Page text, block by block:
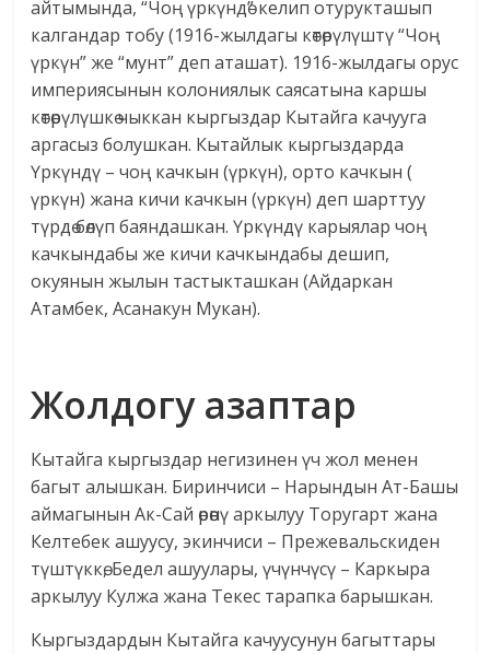
айтымында, “Чоң үркүндө” келип отурукташып
калгандар тобу (1916-жылдагы көтөрүлүштү “Чоң
үркүн” же “мунт” деп аташат). 1916-жылдагы орус
империясынын колониялык саясатына каршы
көтөрүлүшкө чыккан кыргыздар Кытайга качууга
аргасыз болушкан. Кытайлык кыргыздарда
Үркүндү – чоң качкын (үркүн), орто качкын (
үркүн) жана кичи качкын (үркүн) деп шарттуу
түрдө бөлүп баяндашкан. Үркүндү карыялар чоң
качкындабы же кичи качкындабы дешип,
окуянын жылын тастыкташкан (Айдаркан
Атамбек, Асанакун Мукан).
Жолдогу азаптар
Кытайга кыргыздар негизинен үч жол менен
багыт алышкан. Биринчиси – Нарындын Ат-Башы
аймагынын Ак-Сай өрөөнү аркылуу Торугарт жана
Келтебек ашуусу, экинчиси – Прежевальскиден
түштүккө, Бедел ашуулары, үчүнчүсү – Каркыра
аркылуу Кулжа жана Текес тарапка барышкан.
Кыргыздардын Кытайга качуусунун багыттары